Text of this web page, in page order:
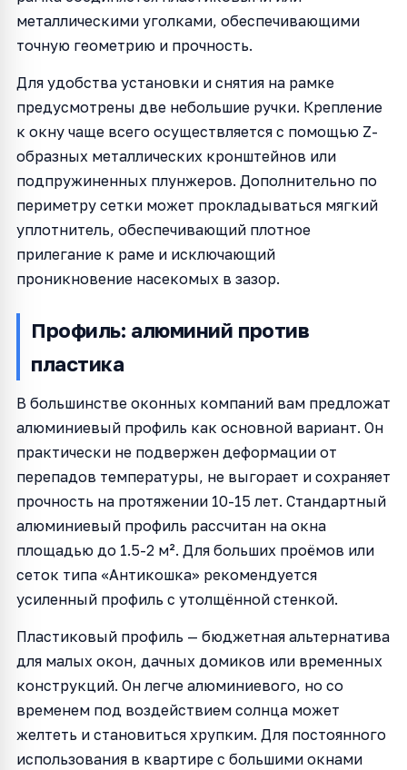
металлическими уголками, обеспечивающими
точную геометрию и прочность.
Для удобства установки и снятия на рамке
предусмотрены две небольшие ручки. Крепление
к окну чаще всего осуществляется с помощью Z-
образных металлических кронштейнов или
подпружиненных плунжеров. Дополнительно по
периметру сетки может прокладываться мягкий
уплотнитель, обеспечивающий плотное
прилегание к раме и исключающий
проникновение насекомых в зазор.
Профиль: алюминий против
пластика
В большинстве оконных компаний вам предложат
алюминиевый профиль как основной вариант. Он
практически не подвержен деформации от
перепадов температуры, не выгорает и сохраняет
прочность на протяжении 10-15 лет. Стандартный
алюминиевый профиль рассчитан на окна
площадью до 1.5-2 м². Для больших проёмов или
сеток типа «Антикошка» рекомендуется
усиленный профиль с утолщённой стенкой.
Пластиковый профиль — бюджетная альтернатива
для малых окон, дачных домиков или временных
конструкций. Он легче алюминиевого, но со
временем под воздействием солнца может
желтеть и становиться хрупким. Для постоянного
использования в квартире с большими окнами